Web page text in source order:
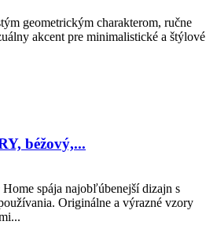
geometrickým charakterom, ručne
akcent pre minimalistické a štýlové
béžový,...
spája najobľúbenejší dizajn s
Originálne a výrazné vzory